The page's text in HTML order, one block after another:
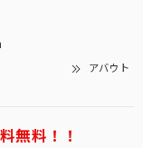
アバウト
無料！！